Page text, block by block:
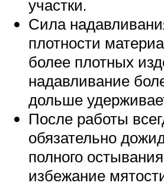
участки.
Сила
плотности
более плотных
надавливание
дольше
После работы
обязательно
полного
избежание